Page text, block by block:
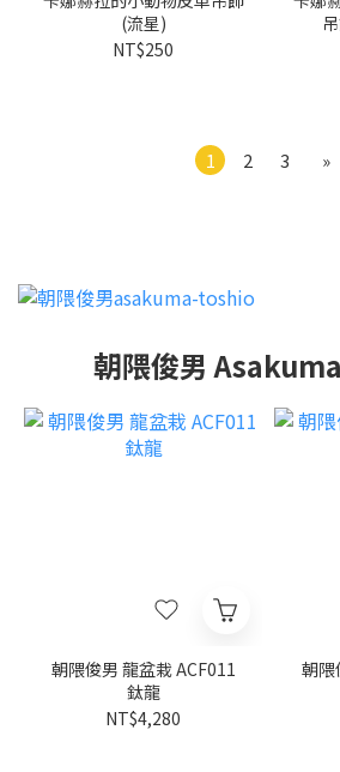
(流星)
NT$250
1 2 3 »
朝隈俊男
朝隈俊男 龍盆栽 ACF011
鈦龍
NT$4,280
朝隈